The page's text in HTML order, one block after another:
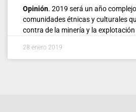
Opinión. 2019 será un año
comunidades étnicas y culturales
contra de la minería y la
28 enero 2019